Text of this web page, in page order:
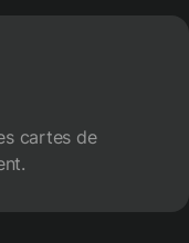
cartes de